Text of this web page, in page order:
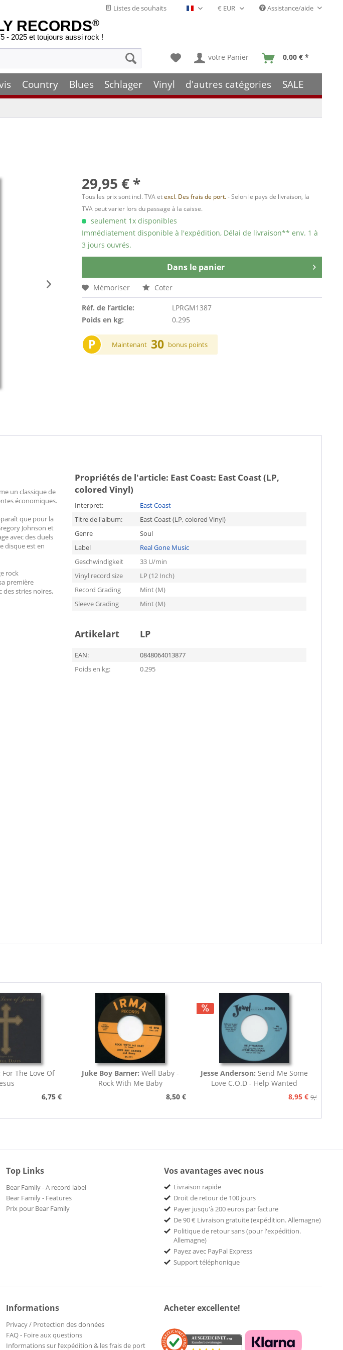
Listes de souhaits Français- FR Assistance/aide
RECORDS®
- 2025 et toujours aussi rock !
votre Panier 0,00 € *
Country Blues Schlager Vinyl d'autres catégories SALE
29,95 € *
Tous les prix sont incl. TVA etexcl. Des frais de port.- Selon le pays de livraison, la
TVA peut varier lors du passage à la caisse.
seulement 1x disponibles
Immédiatement disponible à l'expédition, Délai de livraison** env. 1 à
3 jours ouvrés.
Dans le panier
Mémoriser Coter
Réf. de l’article:
LPRGM1387
Poids en kg:
0.295
P Maintenant 30 bonus points
un classique de
économiques.
que pour la
Johnson et
avec des duels
disque est en
rock
première
des stries noires,
Propriétés de l'article: East Coast: East Coast (LP,
colored Vinyl)
Interpret:
East Coast
Titre de l'album:
East Coast (LP, colored Vinyl)
Genre
Soul
Label
Real Gone Music
Geschwindigkeit
33 U/min
Vinyl record size
LP (12 Inch)
Record Grading
Mint (M)
Sleeve Grading
Mint (M)
Artikelart LP
EAN:
0848064013877
Poids en kg:
0.295
For The Love Of
6,75 €
Juke Boy Barner: Well Baby -
Rock With Me Baby
8,50 €
Jesse Anderson: Send Me Some
Love C.O.D - Help Wanted
8,95 € 9,95 €
Top Links
Bear Family - A record label
Bear Family - Features
Prix pour Bear Family
Vos avantages avec nous
Livraison rapide
Droit de retour de 100 jours
Payer jusqu'à 200 euros par facture
De 90 € Livraison gratuite (expédition. Allemagne)
Politique de retour sans (pour l'expédition.
Allemagne)
Payez avec PayPal Express
Support téléphonique
Informations
Privacy / Protection des données
FAQ - Foire aux questions
Informations sur l’expédition & les frais de port
Acheter excellente!
AUSGEZEICHNET.org
Kundenbewertungen